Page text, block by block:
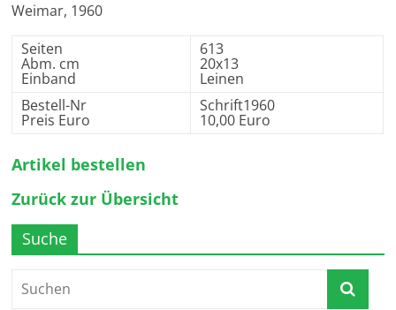
Weimar, 1960
Seiten
Abm. cm
Einband
613
20x13
Leinen
Bestell-Nr
Preis Euro
Schrift1960
10,00 Euro
Artikel bestellen
Zurück zur Übersicht
Suche